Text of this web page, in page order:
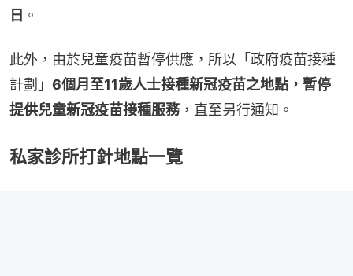
日 。
此外，由於兒童疫苗暫停供應，所以「政府疫苗接種
計劃」 6個月至11歲人士接種新冠疫苗之地點，暫停
提供兒童新冠疫苗接種服務，直至另行通知。
私家診所打針地點一覽